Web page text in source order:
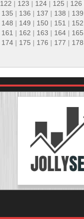
122 | 123 | 124 | 125 | 126
135 | 136 | 137 | 138 | 139
148 | 149 | 150 | 151 | 152
161 | 162 | 163 | 164 | 165
174 | 175 | 176 | 177 | 178